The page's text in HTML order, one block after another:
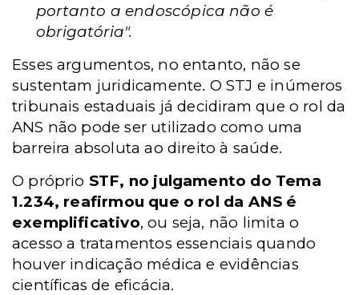
portanto a endoscópica não é
obrigatória".
Esses argumentos, no entanto, não se
sustentam juridicamente. O STJ e inúmeros
tribunais estaduais já decidiram que o rol da
ANS não pode ser utilizado como uma
barreira absoluta ao direito à saúde.
O próprio STF, no julgamento do Tema
1.234, reafirmou que o rol da ANS é
exemplificativo, ou seja, não limita o
acesso a tratamentos essenciais quando
houver indicação médica e evidências
científicas de eficácia.